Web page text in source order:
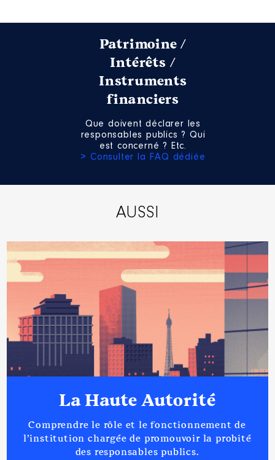
Patrimoine /
Intérêts /
Instruments
financiers
Que doivent déclarer les
responsables publics ? Qui
est concerné ? Etc.
> Consulter la FAQ dédiée
AUSSI
La Haute Autorité
Comprendre le rôle et le fonctionnement de
l’institution chargée de promouvoir la probité
des responsables publics.